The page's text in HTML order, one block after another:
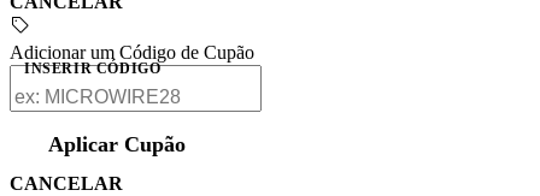
Adicionar um Código de Cupão
INSERIR CÓDIGO
Aplicar Cupão
CANCELAR